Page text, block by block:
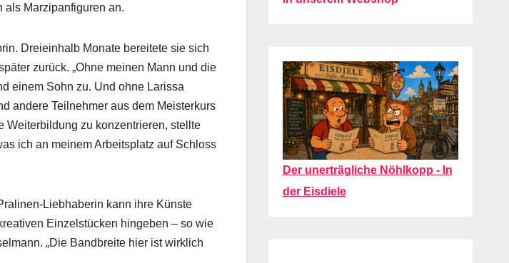
als Marzipanfiguren an.
Dreieinhalb Monate bereitete sie sich
zurück. „Ohne meinen Mann und die
einem Sohn zu. Und ohne Larissa
andere Teilnehmer aus dem Meisterkurs
Weiterbildung zu konzentrieren, stellte
ich an meinem Arbeitsplatz auf Schloss
Liebhaberin kann ihre Künste
Einzelstücken hingeben – so wie
„Die Bandbreite hier ist wirklich
Der unerträgliche Nöhlkopp - In
der Eisdiele